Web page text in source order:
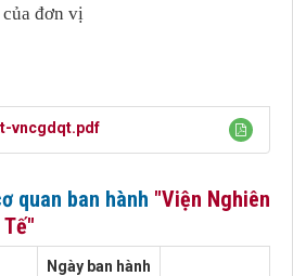
đơn vị
vncgdqt.pdf
quan ban hành "Viện Nghiên
Tế"
Ngày ban hành